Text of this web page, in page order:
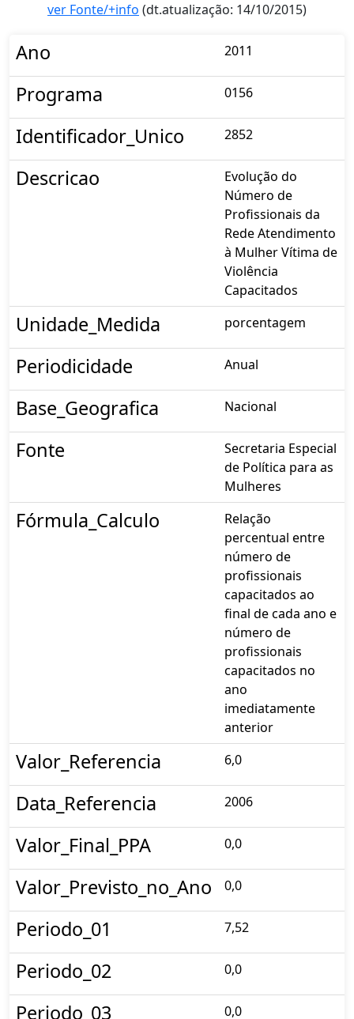
ver Fonte/+info (dt.atualização: 14/10/2015)
Ano 2011
Programa 0156
Identificador_Unico 2852
Descricao
Evolução do
Número de
Profissionais da
Rede Atendimento
à Mulher Vítima de
Violência
Capacitados
Unidade_Medida porcentagem
Periodicidade Anual
Base_Geografica Nacional
Fonte
Secretaria Especial
de Política para as
Mulheres
Fórmula_Calculo
Relação
percentual entre
número de
profissionais
capacitados ao
final de cada ano e
número de
profissionais
capacitados no
ano
imediatamente
anterior
Valor_Referencia 6,0
Data_Referencia 2006
Valor_Final_PPA 0,0
Valor_Previsto_no_Ano 0,0
Periodo_01 7,52
Periodo_02 0,0
Periodo_03 0,0